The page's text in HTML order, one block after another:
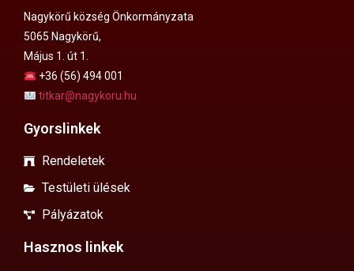
Nagykörű község Önkormányzata
5065 Nagykörű,
Május 1. út 1.
+36 (56) 494 001
titkar@nagykoru.hu
Gyorslinkek
Rendeletek
Testületi ülések
Pályázatok
Hasznos linkek